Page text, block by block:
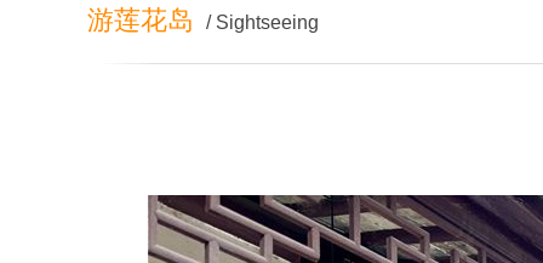
游莲花岛 / Sightseeing